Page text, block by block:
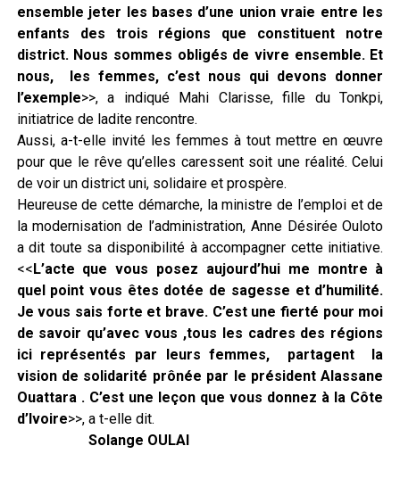
ensemble jeter les bases d’une union vraie entre les
enfants des trois régions que constituent notre
district. Nous sommes obligés de vivre ensemble. Et
nous, les femmes, c’est nous qui devons donner
l’exemple>>, a indiqué Mahi Clarisse, fille du Tonkpi,
initiatrice de ladite rencontre.
Aussi, a-t-elle invité les femmes à tout mettre en œuvre
pour que le rêve qu’elles caressent soit une réalité. Celui
de voir un district uni, solidaire et prospère.
Heureuse de cette démarche, la ministre de l’emploi et de
la modernisation de l’administration, Anne Désirée Ouloto
a dit toute sa disponibilité à accompagner cette initiative.
<<L’acte que vous posez aujourd’hui me montre à
quel point vous êtes dotée de sagesse et d’humilité.
Je vous sais forte et brave. C’est une fierté pour moi
de savoir qu’avec vous ,tous les cadres des régions
ici représentés par leurs femmes, partagent la
vision de solidarité prônée par le président Alassane
Ouattara . C’est une leçon que vous donnez à la Côte
d’Ivoire>>, a t-elle dit.
Solange OULAI